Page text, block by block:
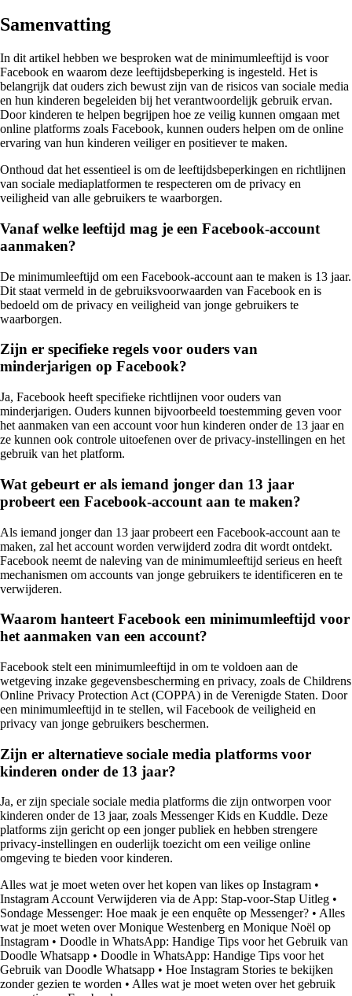
Samenvatting
In dit artikel hebben we besproken wat de minimumleeftijd is voor
Facebook en waarom deze leeftijdsbeperking is ingesteld. Het is
belangrijk dat ouders zich bewust zijn van de risicos van sociale media
en hun kinderen begeleiden bij het verantwoordelijk gebruik ervan.
Door kinderen te helpen begrijpen hoe ze veilig kunnen omgaan met
online platforms zoals Facebook, kunnen ouders helpen om de online
ervaring van hun kinderen veiliger en positiever te maken.
Onthoud dat het essentieel is om de leeftijdsbeperkingen en richtlijnen
van sociale mediaplatformen te respecteren om de privacy en
veiligheid van alle gebruikers te waarborgen.
Vanaf welke leeftijd mag je een Facebook-account
aanmaken?
De minimumleeftijd om een Facebook-account aan te maken is 13 jaar.
Dit staat vermeld in de gebruiksvoorwaarden van Facebook en is
bedoeld om de privacy en veiligheid van jonge gebruikers te
waarborgen.
Zijn er specifieke regels voor ouders van
minderjarigen op Facebook?
Ja, Facebook heeft specifieke richtlijnen voor ouders van
minderjarigen. Ouders kunnen bijvoorbeeld toestemming geven voor
het aanmaken van een account voor hun kinderen onder de 13 jaar en
ze kunnen ook controle uitoefenen over de privacy-instellingen en het
gebruik van het platform.
Wat gebeurt er als iemand jonger dan 13 jaar
probeert een Facebook-account aan te maken?
Als iemand jonger dan 13 jaar probeert een Facebook-account aan te
maken, zal het account worden verwijderd zodra dit wordt ontdekt.
Facebook neemt de naleving van de minimumleeftijd serieus en heeft
mechanismen om accounts van jonge gebruikers te identificeren en te
verwijderen.
Waarom hanteert Facebook een minimumleeftijd voor
het aanmaken van een account?
Facebook stelt een minimumleeftijd in om te voldoen aan de
wetgeving inzake gegevensbescherming en privacy, zoals de Childrens
Online Privacy Protection Act (COPPA) in de Verenigde Staten. Door
een minimumleeftijd in te stellen, wil Facebook de veiligheid en
privacy van jonge gebruikers beschermen.
Zijn er alternatieve sociale media platforms voor
kinderen onder de 13 jaar?
Ja, er zijn speciale sociale media platforms die zijn ontworpen voor
kinderen onder de 13 jaar, zoals Messenger Kids en Kuddle. Deze
platforms zijn gericht op een jonger publiek en hebben strengere
privacy-instellingen en ouderlijk toezicht om een veilige online
omgeving te bieden voor kinderen.
Alles wat je moet weten over het kopen van likes op Instagram •
Instagram Account Verwijderen via de App: Stap-voor-Stap Uitleg •
Sondage Messenger: Hoe maak je een enquête op Messenger? • Alles
wat je moet weten over Monique Westenberg en Monique Noël op
Instagram • Doodle in WhatsApp: Handige Tips voor het Gebruik van
Doodle Whatsapp • Doodle in WhatsApp: Handige Tips voor het
Gebruik van Doodle Whatsapp • Hoe Instagram Stories te bekijken
zonder gezien te worden • Alles wat je moet weten over het gebruik